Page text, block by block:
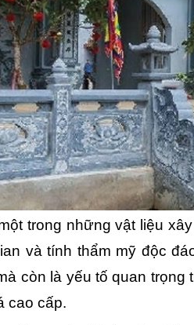
trong những vật liệu
và tính thẩm mỹ độc
còn là yếu tố quan
cao cấp.